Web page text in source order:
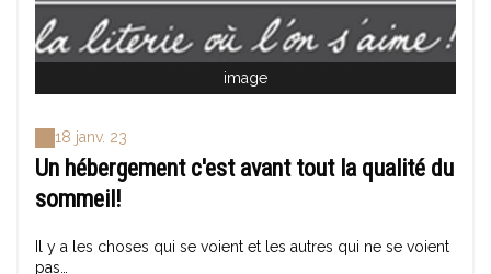
image
18 janv. 23
Un hébergement c'est avant tout la qualité du
sommeil!
Il y a les choses qui se voient et les autres qui ne se voient
pas…